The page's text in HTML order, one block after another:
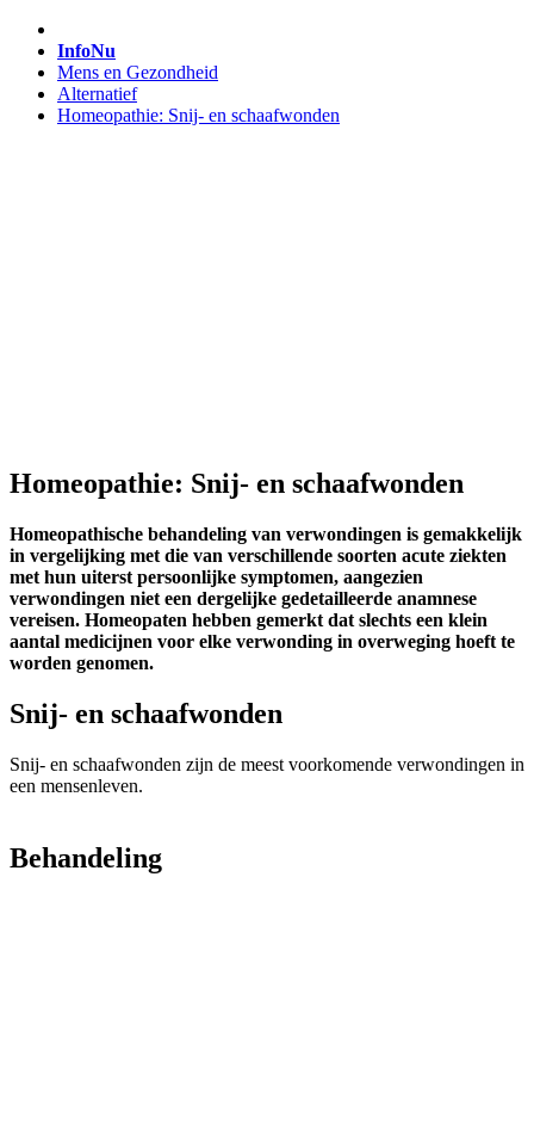
InfoNu
Mens en Gezondheid
Alternatief
Homeopathie: Snij- en schaafwonden
Homeopathie: Snij- en schaafwonden
Homeopathische behandeling van verwondingen is gemakkelijk
in vergelijking met die van verschillende soorten acute ziekten
met hun uiterst persoonlijke symptomen, aangezien
verwondingen niet een dergelijke gedetailleerde anamnese
vereisen. Homeopaten hebben gemerkt dat slechts een klein
aantal medicijnen voor elke verwonding in overweging hoeft te
worden genomen.
Snij- en schaafwonden
Snij- en schaafwonden zijn de meest voorkomende verwondingen in
een mensenleven.
Behandeling